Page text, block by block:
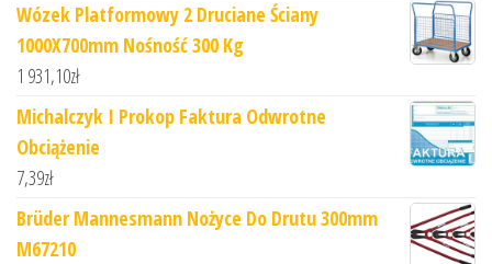
Wózek Platformowy 2 Druciane Ściany
1000X700mm Nośność 300 Kg
1 931,10zł
Michalczyk I Prokop Faktura Odwrotne
Obciążenie
7,39zł
Brüder Mannesmann Nożyce Do Drutu 300mm
M67210